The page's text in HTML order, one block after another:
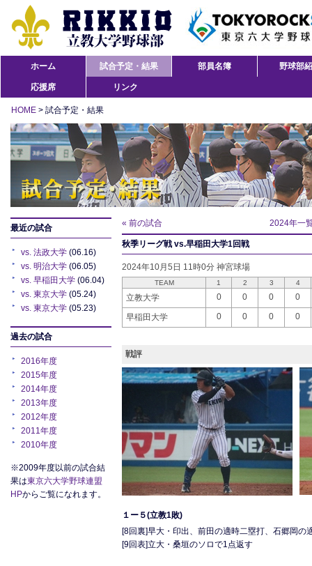
ホーム 試合予定・結果 部員名簿 野球部
応援席 リンク
HOME > 試合予定・結果
最近の試合
vs. 法政大学 (06.16)
vs. 明治大学 (06.05)
vs. 早稲田大学 (06.04)
vs. 東京大学 (05.24)
vs. 東京大学 (05.23)
過去の試合
2016年度
2015年度
2014年度
2013年度
2012年度
2011年度
2010年度
※2009年度以前の試合結
果は東京六大学野球連盟
HPからご覧になれます。
« 前の試合 2024年一
秋季リーグ戦 vs.早稲田大学1回戦
2024年10月5日 11時0分 神宮球場
TEAM 1 2 3 4
立教大学 0 0 0 0
早稲田大学 0 0 0 0
戦評
１ー５(立教1敗)
[8回裏]早大・印出、前田の適時二塁打、石郷岡の
[9回表]立大・桑垣のソロで1点返す